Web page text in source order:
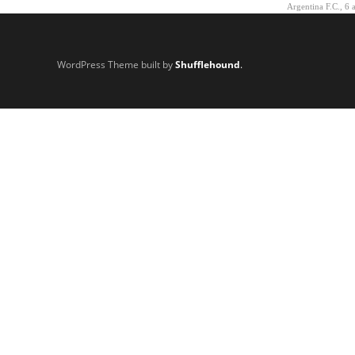
Argentina F.C. 6
WordPress Theme built byShufflehound.